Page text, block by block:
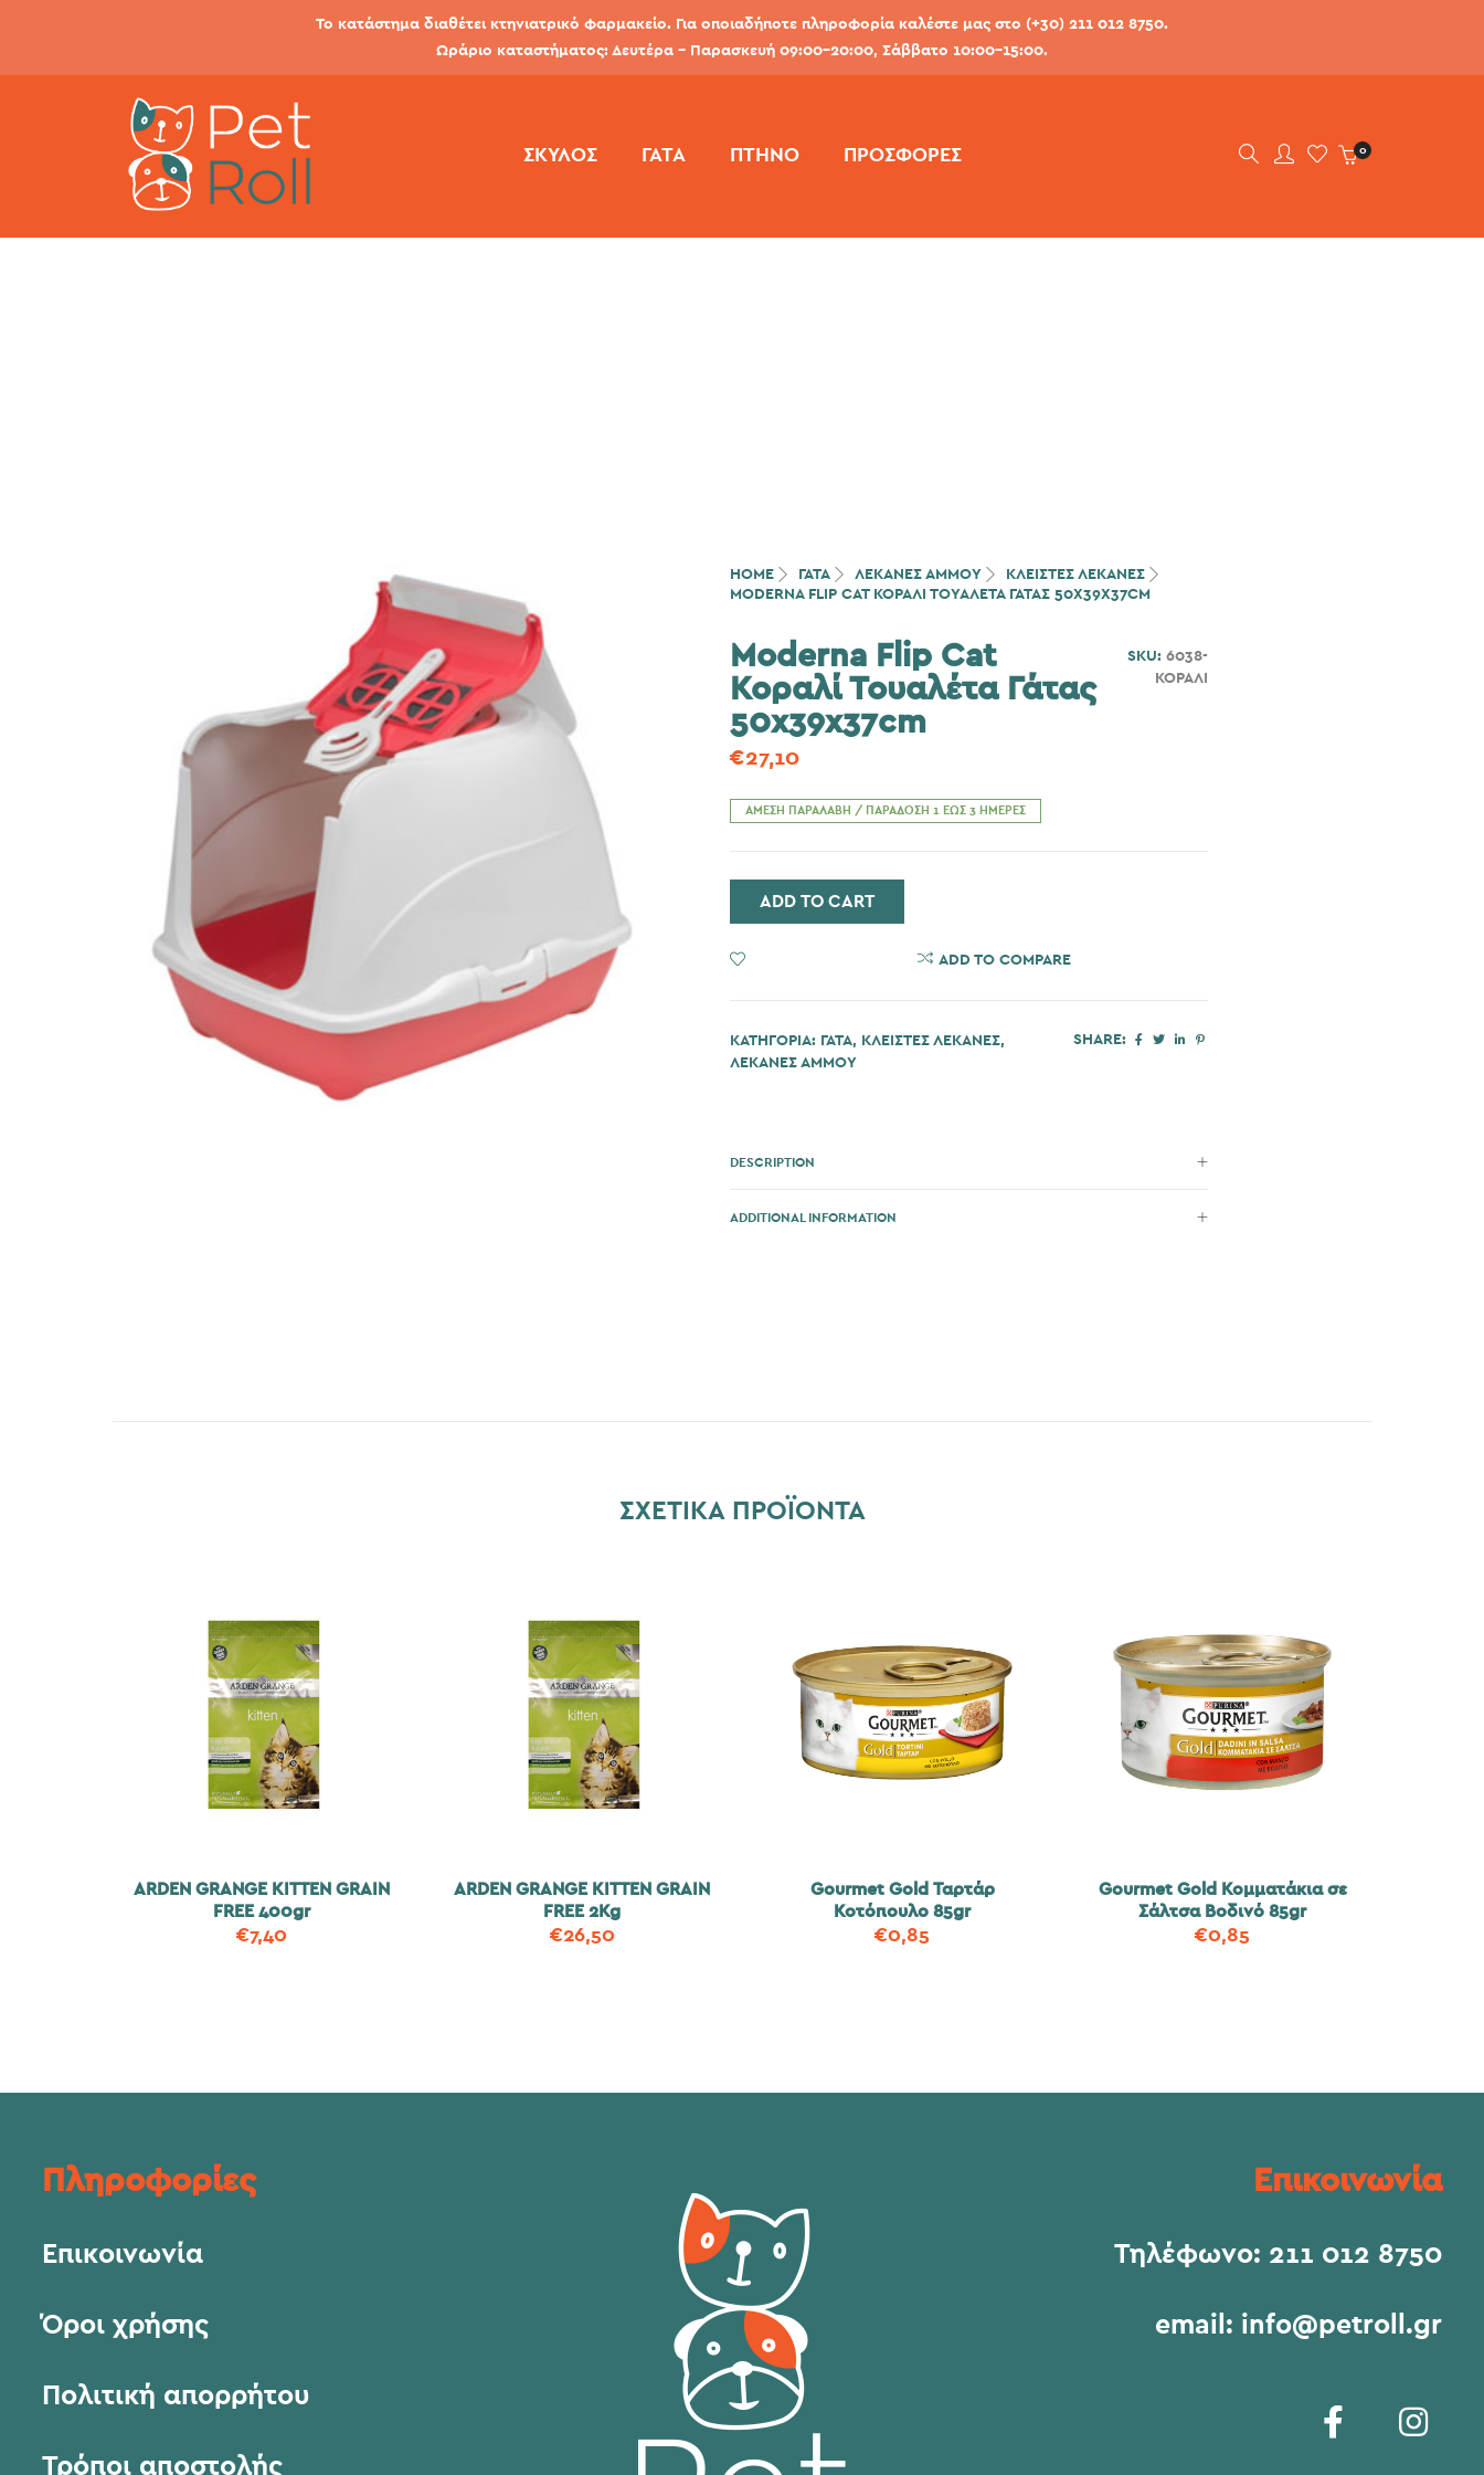
Το κατάστημα διαθέτει κτηνιατρικό φαρμακείο. Για οποιαδήποτε πληροφορία καλέστε μας στο (+30) 211 012 8750.
Ωράριο καταστήματος: Δευτέρα - Παρασκευή 09:00-20:00, Σάββατο 10:00-15:00.
ΣΚΎΛΟΣ ΓΆΤΑ ΠΤΗΝΌ ΠΡΟΣΦΟΡΕΣ 0
HOME ΓΆΤΑ ΛΕΚΑΝΕΣ ΑΜΜΟΥ
ΚΛΕΙΣΤΕΣ ΛΕΚΑΝΕΣ
MODERNA FLIP CAT ΚΟΡΑΛΊ ΤΟΥΑΛΈΤΑ ΓΆΤΑΣ 50X39X37CM
Moderna Flip Cat
Κοραλί Τουαλέτα Γάτας
50x39x37cm
€27,10
SKU: 6038-
ΚΟΡΑΛΙ
ΆΜΕΣΗ ΠΑΡΑΛΑΒΉ / ΠΑΡΆΔΟΣΗ 1 ΈΩΣ 3 ΗΜΈΡΕΣ
ADD TO CART
ADD TO COMPARE
ΚΑΤΗΓΟΡΊΑ: ΓΆΤΑ, ΚΛΕΙΣΤΕΣ ΛΕΚΑΝΕΣ,
ΛΕΚΑΝΕΣ ΑΜΜΟΥ
SHARE:
DESCRIPTION
ADDITIONAL INFORMATION
ΣΧΕΤΙΚΆ ΠΡΟΪΌΝΤΑ
ARDEN GRANGE KITTEN GRAIN
FREE 400gr
€7,40
ARDEN GRANGE KITTEN GRAIN
FREE 2Kg
€26,50
Gourmet Gold Ταρτάρ
Κοτόπουλο 85gr
€0,85
Gourmet Gold Κομματάκια σε
Σάλτσα Βοδινό 85gr
€0,85
Πληροφορίες
Επικοινωνία
Όροι χρήσης
Πολιτική απορρήτου
Τρόποι αποστολής
Επικοινωνία
Τηλέφωνο: 211 012 8750
email: info@petroll.gr